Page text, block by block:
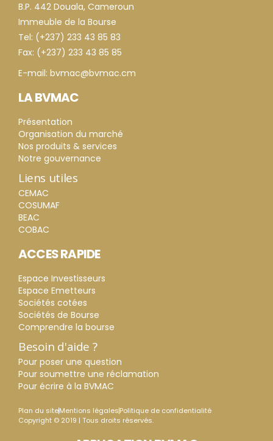
B.P. 442 Douala, Cameroun
Immeuble de la Bourse
Tel: (+237) 233 43 85 83
Fax: (+237) 233 43 85 85
E-mail: bvmac@bvmac.cm
LA BVMAC
Présentation
Organisation du marché
Nos produits & services
Notre gouvernance
Liens utiles
CEMAC
COSUMAF
BEAC
COBAC
ACCES RAPIDE
Espace Investisseurs
Espace Emetteurs
Sociétés cotées
Sociétés de Bourse
Comprendre la bourse
Besoin d'aide ?
Pour poser une question
Pour soumettre une réclamation
Pour écrire à la BVMAC
Plan du siteMentions légalesPolitique de confidentialité
Copyright © 2019 | Tous droits réservés.